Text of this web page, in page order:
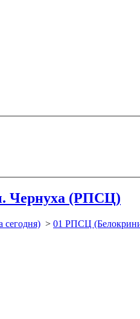
Чернуха (РПСЦ)
> 01 РПСЦ